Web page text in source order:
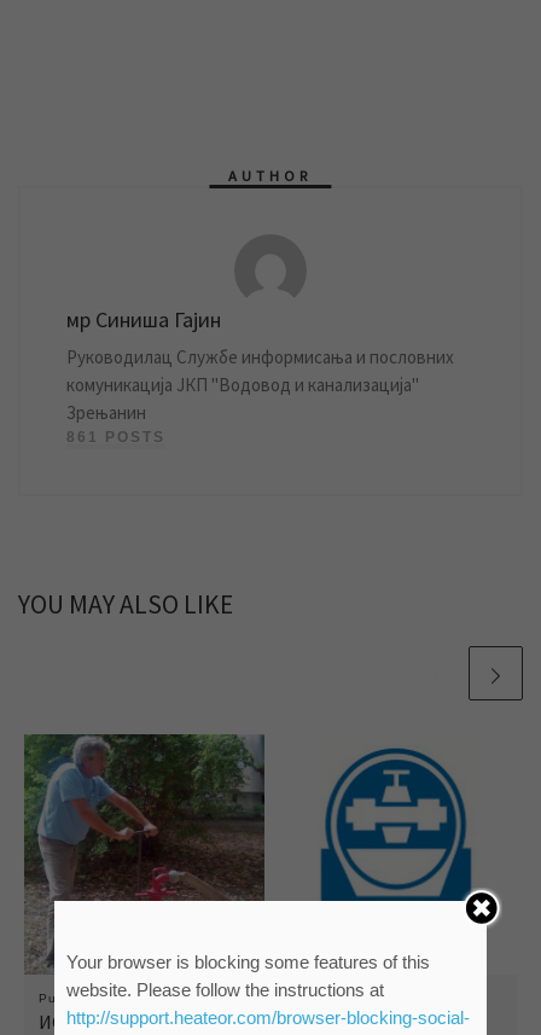
AUTHOR
мр Синиша Гајин
Руководилац Службе информисања и пословних
комуникација ЈКП "Водовод и канализација"
Зрењанин
861 POSTS
YOU MAY ALSO LIKE
Published22/03/2017
ИСПИРАЊЕ МРЕЖЕ:
Published07/03/2022
КВАР НА
Your browser is blocking some features of this
website. Please follow the instructions at
http://support.heateor.com/browser-blocking-social-